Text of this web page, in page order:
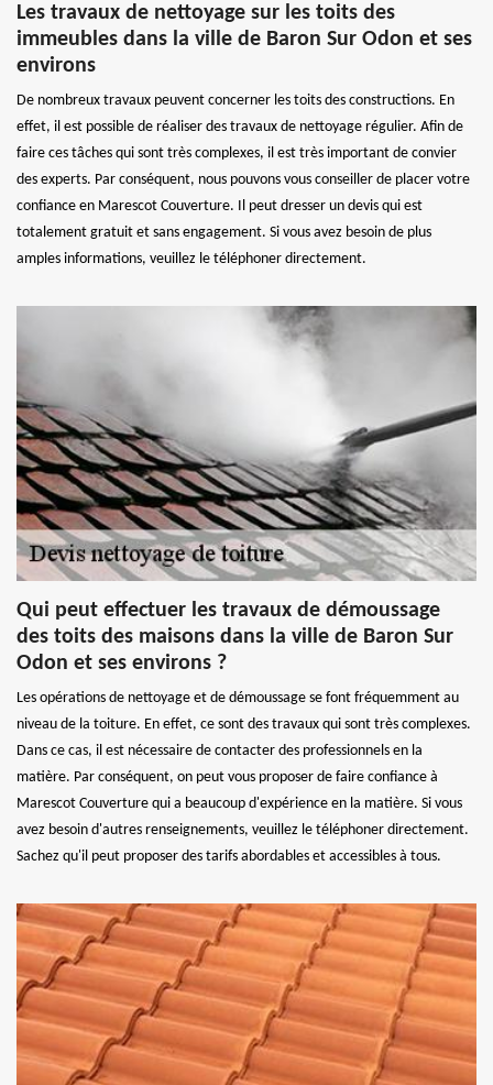
Les travaux de nettoyage sur les toits des
immeubles dans la ville de Baron Sur Odon et ses
environs
De nombreux travaux peuvent concerner les toits des constructions. En
effet, il est possible de réaliser des travaux de nettoyage régulier. Afin de
faire ces tâches qui sont très complexes, il est très important de convier
des experts. Par conséquent, nous pouvons vous conseiller de placer votre
confiance en Marescot Couverture. Il peut dresser un devis qui est
totalement gratuit et sans engagement. Si vous avez besoin de plus
amples informations, veuillez le téléphoner directement.
Qui peut effectuer les travaux de démoussage
des toits des maisons dans la ville de Baron Sur
Odon et ses environs ?
Les opérations de nettoyage et de démoussage se font fréquemment au
niveau de la toiture. En effet, ce sont des travaux qui sont très complexes.
Dans ce cas, il est nécessaire de contacter des professionnels en la
matière. Par conséquent, on peut vous proposer de faire confiance à
Marescot Couverture qui a beaucoup d'expérience en la matière. Si vous
avez besoin d'autres renseignements, veuillez le téléphoner directement.
Sachez qu'il peut proposer des tarifs abordables et accessibles à tous.